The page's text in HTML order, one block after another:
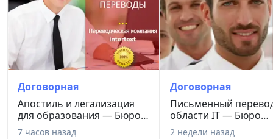
Договорная
Апостиль и легализация
для образования — Бюро
пере...
7 часов назад
Договорная
Письменный
области IT — Бюро
переводов I...
2 недели назад